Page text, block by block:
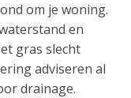
om je woning.
en
gras slecht
adviseren al
drainage.